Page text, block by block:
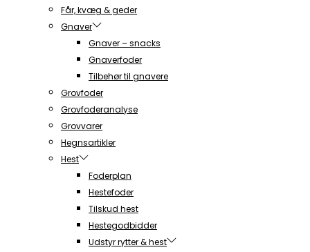
Får, kvæg & geder
Gnaver
Gnaver – snacks
Gnaverfoder
Tilbehør til gnavere
Grovfoder
Grovfoderanalyse
Grovvarer
Hegnsartikler
Hest
Foderplan
Hestefoder
Tilskud hest
Hestegodbidder
Udstyr rytter & hest